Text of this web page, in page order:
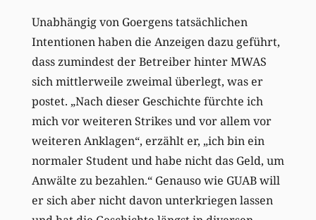
Unabhängig von Goergens tatsächlichen
Intentionen haben die Anzeigen dazu geführt,
dass zumindest der Betreiber hinter MWAS
sich mittlerweile zweimal überlegt, was er
postet. „Nach dieser Geschichte fürchte ich
mich vor weiteren Strikes und vor allem vor
weiteren Anklagen“, erzählt er, „ich bin ein
normaler Student und habe nicht das Geld, um
Anwälte zu bezahlen.“ Genauso wie GUAB will
er sich aber nicht davon unterkriegen lassen